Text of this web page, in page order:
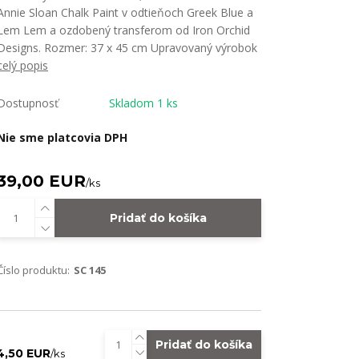
Sloan Chalk Paint v odtieňoch Greek Blue a
Lem a ozdobený transferom od Iron Orchid
Rozmer: 37 x 45 cm Upravovaný výrobok
popis
Skladom 1 ks
sme platcovia DPH
EUR/ks
Pridať do košíka
produktu: SC 145
EUR/ks
Pridať do košíka